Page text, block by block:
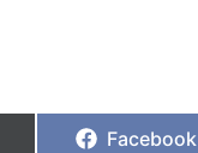
en
Facebook
en